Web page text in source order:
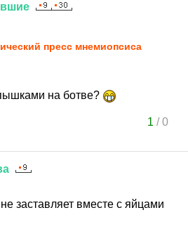
пресс мнемиопсиса
на ботве?
1 /0
заставляет вместе с яйцами